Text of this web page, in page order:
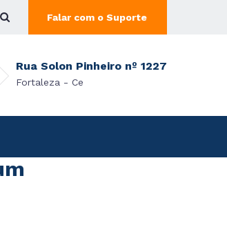
Falar com o Suporte
Rua Solon Pinheiro nº 1227
Fortaleza - Ce